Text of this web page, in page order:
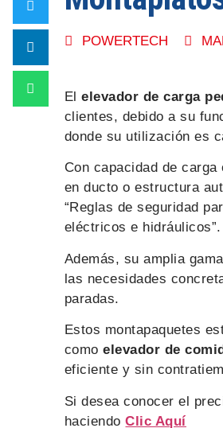
POWERTECH
Elelevador de carga
clientes, debido a su
donde su utilización es
Con capacidad de
en ducto o estructura
“Reglas de seguridad
eléctricos e hidráulicos”.
Además, su amplia
las necesidades
paradas.
Estos montapaquetes
comoelevador de
eficiente y sin
Si desea conocer el
haciendoClic Aquí